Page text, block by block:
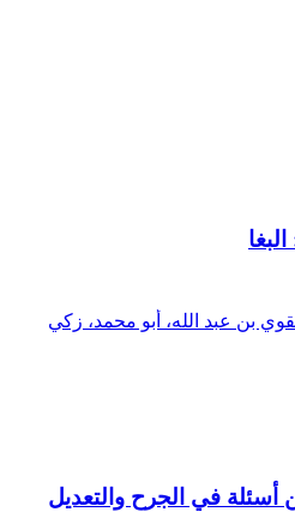
بن عبد الله، أبو محمد، زكي
في الجرح والتعديل